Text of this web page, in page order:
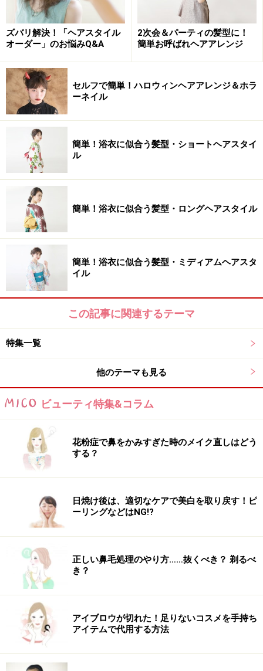
ズバリ解決！「ヘアスタイル
オーダー」のお悩みQ&A
2次会＆パーティの髪型に！
簡単お呼ばれヘアアレンジ
セルフで簡単！ハロウィンヘアアレンジ＆ホラ
ーネイル
簡単！浴衣に似合う髪型・ショートヘアスタイ
ル
簡単！浴衣に似合う髪型・ロングヘアスタイル
簡単！浴衣に似合う髪型・ミディアムヘアスタ
イル
この記事に関連するテーマ
特集一覧
他のテーマも見る
ビューティ特集&コラム
花粉症で鼻をかみすぎた時のメイク直しはどう
する？
日焼け後は、適切なケアで美白を取り戻す！ピ
ーリングなどはNG!?
正しい鼻毛処理のやり方……抜くべき？ 剃るべ
き？
アイブロウが切れた！足りないコスメを手持ち
アイテムで代用する方法